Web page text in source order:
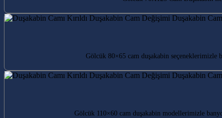
Gölcük 80×65 cam duşakabin seçeneklerimizle
Gölcük 110×60 cam duşakabin modellerimizle